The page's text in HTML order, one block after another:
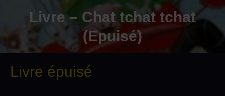
Livre – Chat tchat tchat
(Epuisé)
Livre épuisé